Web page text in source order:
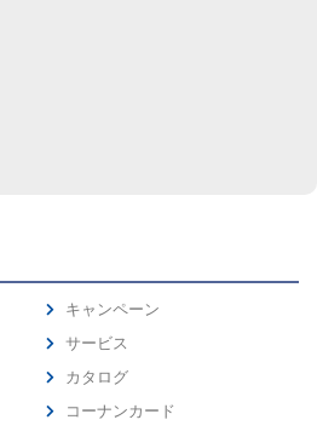
キャンペーン
サービス
カタログ
コーナンカード